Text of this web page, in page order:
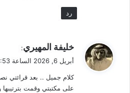
رد
ي
ق
ل
خليفة المهيري:
أبريل 6, 2026 الساعة 9:53 م
كلام جميل .. بعد قرائتي
على مكتبتي وقمت بترتيبها